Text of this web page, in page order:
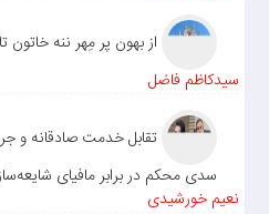
از بهون پر مِهر ننه
سیدکاظم فاضل
تقابل خدمت صادقانه و
سدی محکم در برابر مافیای
نعیم خورشیدی